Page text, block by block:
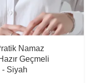
Namaz
Geçmeli
- Siyah